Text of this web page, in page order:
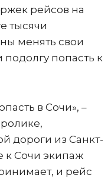
рейсов на
тысячи
менять свои
попасть к
в Сочи», –
дороги из Санкт-
к Сочи экипаж
и рейс